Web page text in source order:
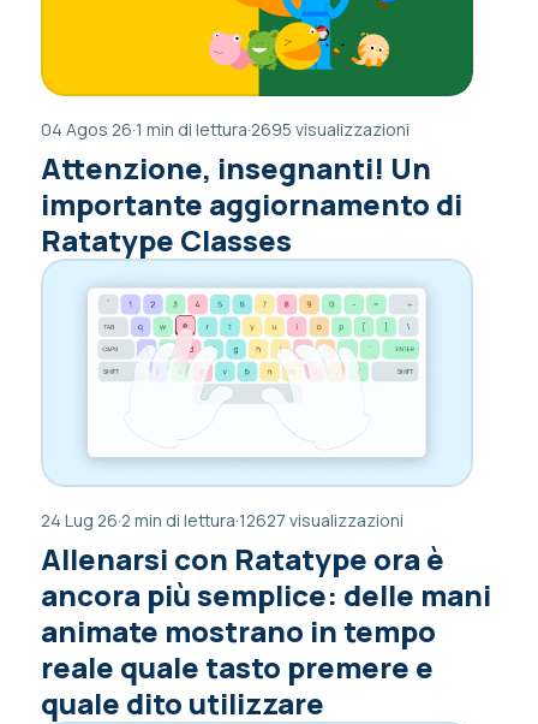
04 Agos 26·1 min di lettura·2695 visualizzazioni
Attenzione, insegnanti! Un
importante aggiornamento di
Ratatype Classes
24 Lug 26·2 min di lettura·12627 visualizzazioni
Allenarsi con Ratatype ora è
ancora più semplice: delle mani
animate mostrano in tempo
reale quale tasto premere e
quale dito utilizzare